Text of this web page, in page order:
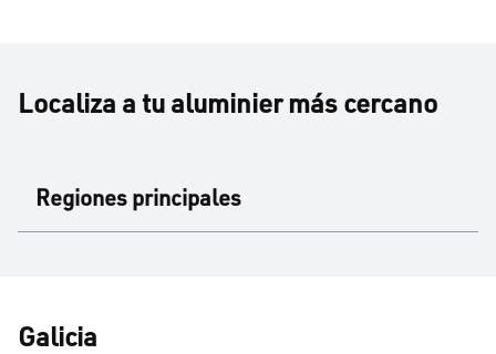
Localiza a tu aluminier más cercano
Regiones principales
Galicia